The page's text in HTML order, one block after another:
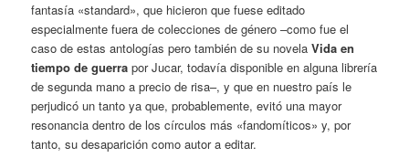
fantasía «standard», que hicieron que fuese editado
especialmente fuera de colecciones de género –como fue el
caso de estas antologías pero también de su novelaVida en
tiempo de guerra por Jucar, todavía disponible en alguna librería
de segunda mano a precio de risa–, y que en nuestro país le
perjudicó un tanto ya que, probablemente, evitó una mayor
resonancia dentro de los círculos más «fandomíticos» y, por
tanto, su desaparición como autor a editar.